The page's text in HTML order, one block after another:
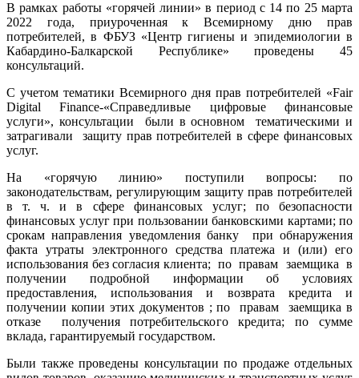
В рамках работы «горячей линии» в период с 14 по 25 марта
2022 года, приуроченная к Всемирному дню прав
потребителей, в ФБУЗ «Центр гигиены и эпидемиологии в
Кабардино-Балкарской Республике» проведены 45
консультаций.
С учетом тематики Всемирного дня прав потребителей «Fair
Digital Finance-«Справедливые цифровые финансовые
услуги», консультации были в основном тематическими и
затрагивали защиту прав потребителей в сфере финансовых
услуг.
На «горячую линию» поступили вопросы: по
законодательствам, регулирующим защиту прав потребителей
в т. ч. и в сфере финансовых услуг; по безопасности
финансовых услуг при пользовании банковскими картами; по
срокам направления уведомления банку при обнаружения
факта утраты электронного средства платежа и (или) его
использования без согласия клиента; по правам заемщика в
получении подробной информации об условиях
предоставления, использования и возврата кредита и
получении копии этих документов ; по правам заемщика в
отказе получения потребительского кредита; по сумме
вклада, гарантируемый государством.
Были также проведены консультации по продаже отдельных